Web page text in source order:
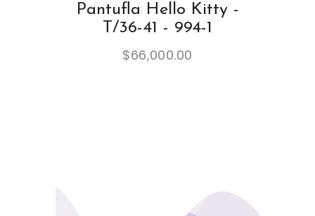
Pantufla Hello Kitty -
T/36-41 - 994-1
$66,000.00